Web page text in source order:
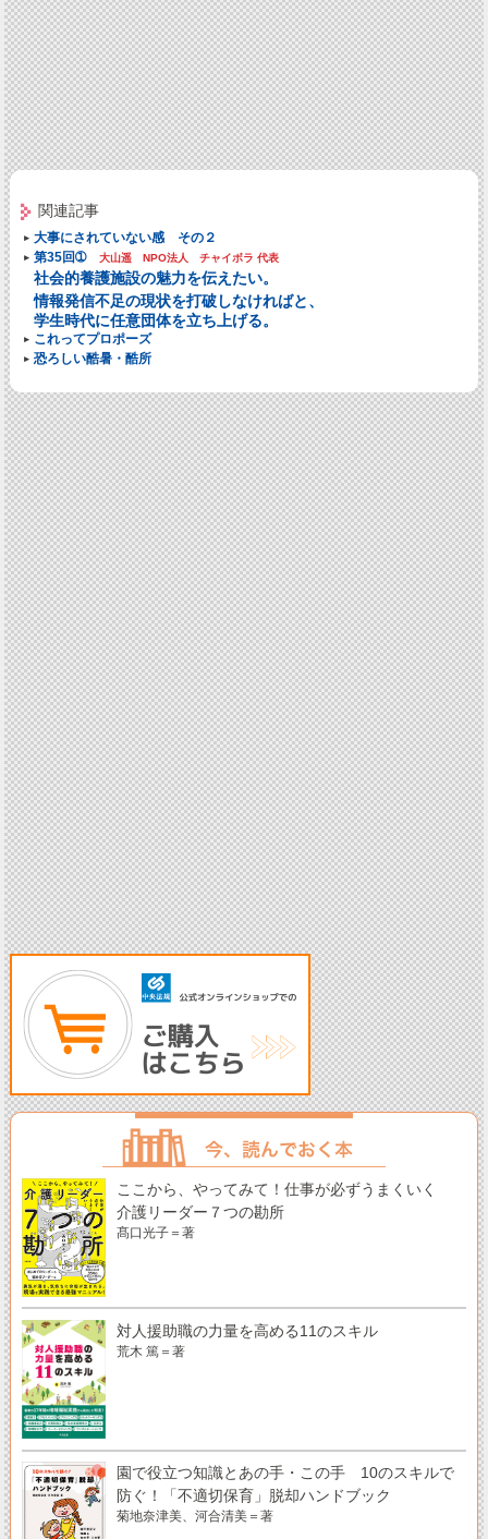
関連記事
大事にされていない感 その２
第35回➀
大山遥 NPO法人 チャイボラ 代表
社会的養護施設の魅力を伝えたい。
情報発信不足の現状を打破しなければと、
学生時代に任意団体を立ち上げる。
これってプロポーズ
恐ろしい酷暑・酷所
ここから、やってみて！仕事が必ずうまくいく
介護リーダー７つの勘所
髙口光子＝著
対人援助職の力量を高める11のスキル
荒木 篤＝著
園で役立つ知識とあの手・この手 10のスキルで
防ぐ！「不適切保育」脱却ハンドブック
菊地奈津美、河合清美＝著